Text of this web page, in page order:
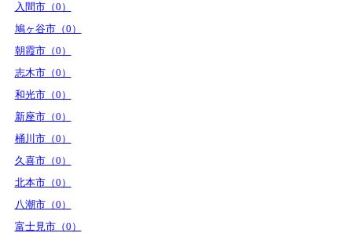
入間市（0）
鳩ヶ谷市（0）
朝霞市（0）
志木市（0）
和光市（0）
新座市（0）
桶川市（0）
久喜市（0）
北本市（0）
八潮市（0）
富士見市（0）